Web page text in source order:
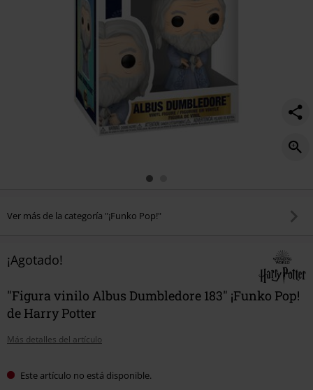
Ver más de la categoría "¡Funko Pop!"
¡Agotado!
"Figura vinilo Albus Dumbledore 183" ¡Funko Pop!
de Harry Potter
Más detalles del artículo
Este artículo no está disponible.